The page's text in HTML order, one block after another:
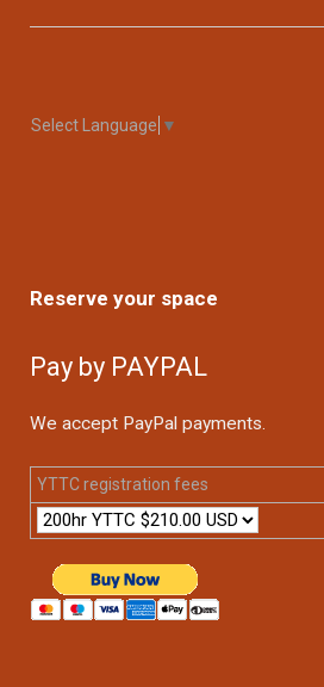
Select Language ▼
Reserve your space
Pay by PAYPAL
We accept PayPal payments.
YTTC registration fees